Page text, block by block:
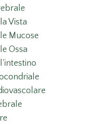
Vista
Mucose
Ossa